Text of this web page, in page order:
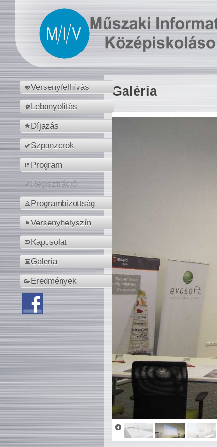
Versenyfelhívás
Lebonyolítás
Díjazás
Szponzorok
Program
Regisztráció
Programbizottság
Versenyhelyszín
Kapcsolat
Galéria
Eredmények
Galéria